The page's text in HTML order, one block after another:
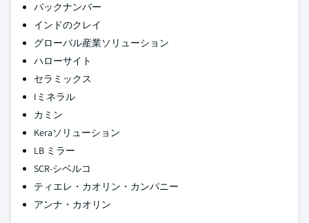
バックナンバー
インドのクレイ
グローバル産業ソリューション
ハローサイト
セラミックス
Iミネラル
カミン
Keraソリューション
LB ミラー
SCR-シベルコ
ティエレ・カオリン・カンパニー
アンナ・カオリン